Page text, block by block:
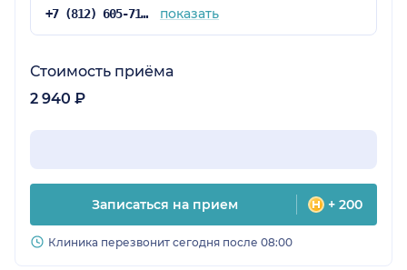
+7 (812) 605-71-19 показать
Стоимость приёма
2 940 ₽
Записаться на прием + 200
Клиника перезвонит сегодня после 08:00